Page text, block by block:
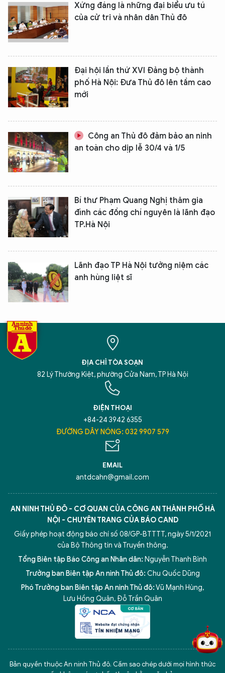
Xứng đáng là những đại biểu ưu tú
của cử tri và nhân dân Thủ đô
Đại hội lần thứ XVI Đảng bộ thành
phố Hà Nội: Đưa Thủ đô lên tầm cao
mới
Công an Thủ đô đảm bảo an ninh
an toàn cho dịp lễ 30/4 và 1/5
Bí thư Phạm Quang Nghị thăm gia
đình các đồng chí nguyên là lãnh đạo
TP.Hà Nội
Lãnh đạo TP Hà Nội tưởng niệm các
anh hùng liệt sĩ
ĐỊA CHỈ TÒA SOẠN
82 Lý Thường Kiệt, phường Cửa Nam, TP Hà Nội
ĐIỆN THOẠI
+84-24 3942 6355
ĐƯỜNG DÂY NÓNG: 032 9907 579
EMAIL
antdcahn@gmail.com
AN NINH THỦ ĐÔ - CƠ QUAN CỦA CÔNG AN THÀNH PHỐ HÀ
NỘI - CHUYÊN TRANG CỦA BÁO CAND
Giấy phép hoạt động báo chí số 08/GP-BTTTT, ngày 5/1/2021
của Bộ Thông tin và Truyền thông.
Tổng Biên tập Báo Công an Nhân dân: Nguyễn Thanh Bình
Trưởng ban Biên tập An ninh Thủ đô: Chu Quốc Dũng
Phó Trưởng ban Biên tập An ninh Thủ đô:Vũ Mạnh Hùng,
Lưu Hồng Quân, Đỗ Trần Quân
Bản quyền thuộc An ninh Thủ đô. Cấm sao chép dưới mọi hình thức
5 điểm nghẽn của Hà Nội giải pháp xử lý điểm nghẽn của